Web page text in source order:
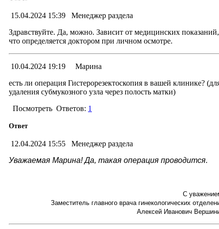
15.04.2024 15:39
Менеджер раздела
Здравствуйте. Да, можно. Зависит от медицинских показаний,
что определяется доктором при личном осмотре.
10.04.2024 19:19
Марина
есть ли операция Гистерорезектоскопия в вашей клинике?
удаления субмукозного узла через полость матки)
Посмотреть Ответов: 1
Ответ
12.04.2024 15:55
Менеджер раздела
Уважаемая Марина! Да, такая операция проводится.
С
Заместитель главного врача гинекологических
Алексей Иванович